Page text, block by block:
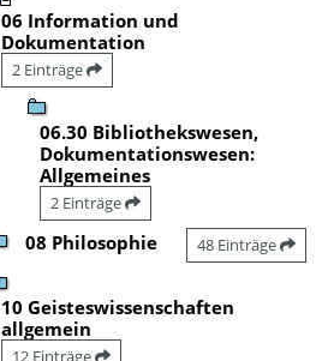
06 Information und
Dokumentation
2 Einträge
06.30 Bibliothekswesen,
Dokumentationswesen:
Allgemeines
2 Einträge
08 Philosophie 48 Einträge
10 Geisteswissenschaften
allgemein
12 Einträge